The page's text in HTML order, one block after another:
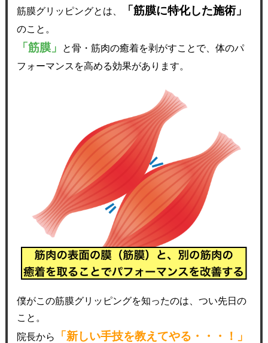
筋膜グリッピングとは、
「筋膜に特化した施術」
のこと。
「筋膜」
と骨・筋肉の癒着を剥がすことで、体のパ
フォーマンスを高める効果があります。
僕がこの筋膜グリッピングを知ったのは、つい先日の
こと。
院長から
「新しい手技を教えてやる・・・！」